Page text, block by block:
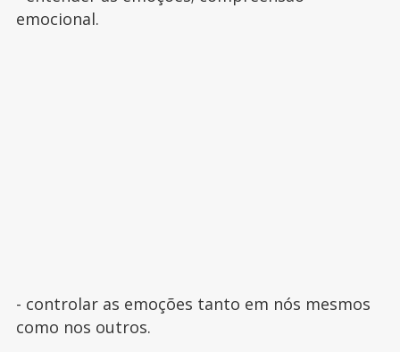
emocional.
- controlar as emoções tanto em nós mesmos
como nos outros.